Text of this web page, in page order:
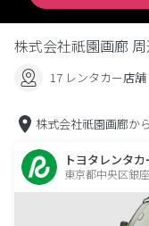
株式会社祇園画廊
17 レンタカー店舗
株式会社祇園画廊から
トヨタレンタ
東京都中央区銀